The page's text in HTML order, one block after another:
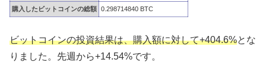
購入したビットコインの総額 0.298714840 BTC
ビットコインの投資結果は、購入額に対して+404.6%とな
りました。先週から+14.54%です。